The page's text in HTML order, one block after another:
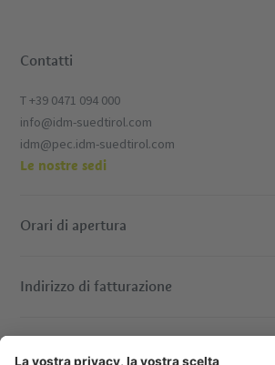
Contatti
T +39 0471 094 000
info@idm-suedtirol.com
idm@pec.idm-suedtirol.com
Le nostre sedi
Orari di apertura
Indirizzo di fatturazione